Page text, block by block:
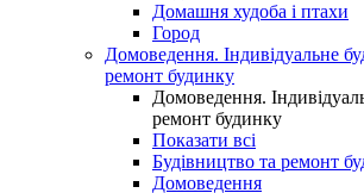
Домашня худоба і птахи
Город
Домоведення. Індивідуальне
ремонт будинку
Домоведення.
ремонт будинку
Показати всі
Будівництво та ремонт
Домоведення